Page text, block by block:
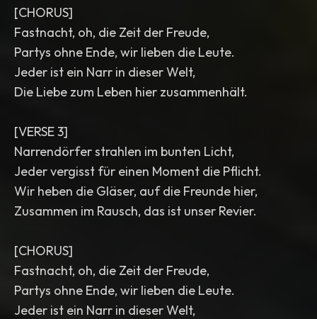
[CHORUS]
Fastnacht, oh, die Zeit der Freude,
Partys ohne Ende, wir lieben die Leute.
Jeder ist ein Narr in dieser Welt,
Die Liebe zum Leben hier zusammenhält.
[VERSE 3]
Narrendörfer strahlen im bunten Licht,
Jeder vergisst für einen Moment die Pflicht.
Wir heben die Gläser, auf die Freunde hier,
Zusammen im Rausch, das ist unser Revier.
[CHORUS]
Fastnacht, oh, die Zeit der Freude,
Partys ohne Ende, wir lieben die Leute.
Jeder ist ein Narr in dieser Welt,